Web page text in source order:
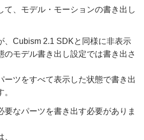
て、モデル・モーションの書き出し
、Cubism 2.1 SDKと同様に非表示
のモデル書き出し設定では書き出さ
ーツをすべて表示した状態で書き出
要なパーツを書き出す必要がありま